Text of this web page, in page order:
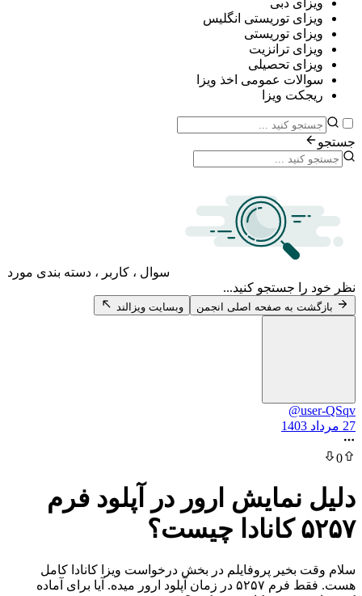
دبی
توریستی انگلیس
توریستی
ترانزیت
تحصیلی
عمومی اخذ ویزا
ویزا
سوال ، کاربر ، دسته بندی مورد
جستجو کنید...
به صفحه اصلی انجمن وبسایت ویزالند
ارور در آپلود فرم
پروفایلم در بخش درخواست ویزا کانادا کامل
هست. فقط فرم ۵۲۵۷ در زمان آپلود ارور میده. آیا برای آماده